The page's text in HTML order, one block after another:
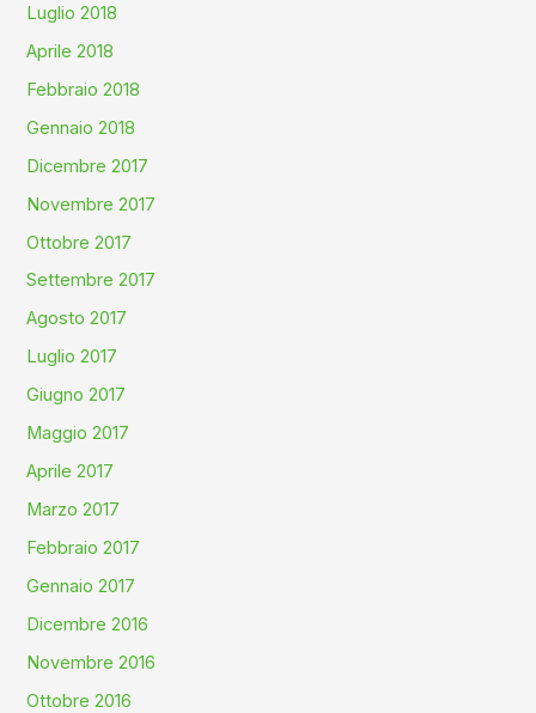
Luglio 2018
Aprile 2018
Febbraio 2018
Gennaio 2018
Dicembre 2017
Novembre 2017
Ottobre 2017
Settembre 2017
Agosto 2017
Luglio 2017
Giugno 2017
Maggio 2017
Aprile 2017
Marzo 2017
Febbraio 2017
Gennaio 2017
Dicembre 2016
Novembre 2016
Ottobre 2016